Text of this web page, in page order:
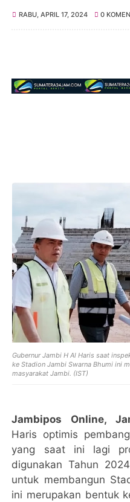
RABU, APRIL 17, 2024 0
Gubernur Jambi H Al Haris saat
ke Stadion Jambi Swarna Bhumi ini
masyarakat Jambi. (IST)
Jambipos Online,
Haris optimis
yang saat ini lagi
digunakan Tahun
untuk membangun
ini merupakan bentuk